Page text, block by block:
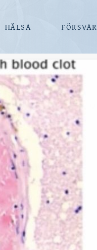
HÄLSA FÖRSVAR